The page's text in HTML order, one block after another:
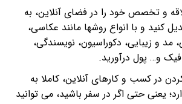
و تخصص خود را در فضای آنلاین، به
کنید و با انواع روشها مانند عکاسی،
مد و زیبایی، دکوراسیون، نویسندگی،
و… پول درآورید.
در کسب و کارهای آنلاین، کاملا به
یعنی حتی اگر در سفر باشید، می توانید